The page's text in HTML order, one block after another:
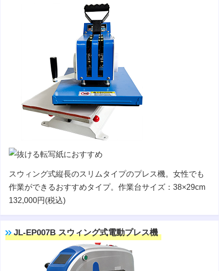
スウィング式縦長のスリムタイプのプレス機。女性でも
作業ができるおすすめタイプ。作業台サイズ：38×29cm
132,000円(税込)
JL-EP007B スウィング式電動プレス機